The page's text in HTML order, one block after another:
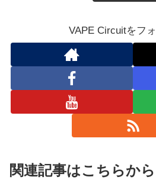
VAPE Circuitをフ
関連記事はこちらから